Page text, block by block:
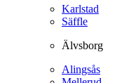
Karlstad
Säffle
Älvsborg
Alingsås